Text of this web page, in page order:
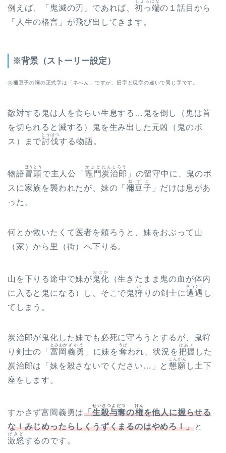
例えば、「鬼滅の刃」であれば、 初っ端
しょっぱな
の１話目から
「人生の格言」が飛び出してきます。
※背景（ストーリー設定）
㊟禰豆子の禰の正式字は「ネへん」ですが、旧字と現字の違いで同じ字です。
敵対する鬼は人を食らい生息する…鬼を倒し（鬼は首
を切られると滅する）鬼を生み出した元凶（鬼のボ
ス）まで討伐
とうばつ
する物語。
物語冒頭
ぼうとう
で主人公「 竈門
かまど
炭治郎
たんじろう
」の留守中に、鬼のボ
スに家族を襲われたが、妹の「禰豆子
ねずこ
」だけは息があ
った。
何とか救いたくて医者を頼ろうと、妹をおぶって山
（家）から里（街）へ下りる。
山を下りる途中で妹が鬼化
おにか
（生きたまま鬼の血が体内
に入ると鬼になる）し、そこで鬼狩
が
りの剣士に遭遇
そうぐう
し
てしまう。
炭治郎が鬼化した妹でも必死に守ろうとするが、鬼狩
り剣士の「 富岡
とみおか
義勇
ぎゆう
」に妹を 奪
うば
われ、状況を把握
はあく
した
炭治郎は「妹を殺さないでください…」と 懇願
こんがん
し土下
座をします。
すかさず富岡義勇は「生殺与奪
せいさつよだつ
の権
けん
を他人に握らせる
な！みじめったらしくうずくまるのはやめろ！」と
激怒
げきど
するのです。